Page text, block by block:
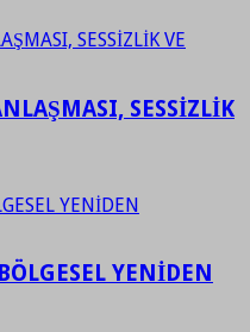
SESSİZLİK
YENİDEN